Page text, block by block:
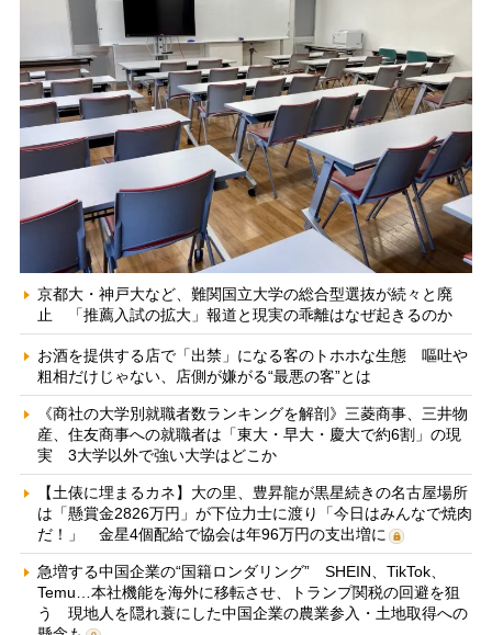
京都大・神戸大など、難関国立大学の総合型選抜が続々と廃
止 「推薦入試の拡大」報道と現実の乖離はなぜ起きるのか
お酒を提供する店で「出禁」になる客のトホホな生態 嘔吐や
粗相だけじゃない、店側が嫌がる“最悪の客”とは
《商社の大学別就職者数ランキングを解剖》三菱商事、三井物
産、住友商事への就職者は「東大・早大・慶大で約6割」の現
実 3大学以外で強い大学はどこか
【土俵に埋まるカネ】大の里、豊昇龍が黒星続きの名古屋場所
は「懸賞金2826万円」が下位力士に渡り「今日はみんなで焼肉
だ！」 金星4個配給で協会は年96万円の支出増に
急増する中国企業の“国籍ロンダリング” SHEIN、TikTok、
Temu…本社機能を海外に移転させ、トランプ関税の回避を狙
う 現地人を隠れ蓑にした中国企業の農業参入・土地取得への